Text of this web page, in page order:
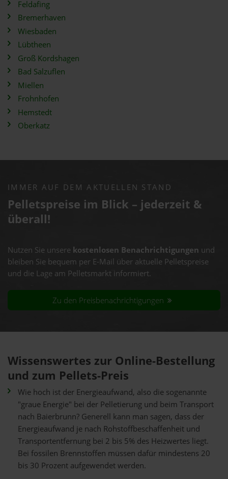
Feldafing
Bremerhaven
Wiesbaden
Lübtheen
Groß Kordshagen
Bad Salzuflen
Miellen
Frohnhofen
Hemstedt
Oberkatz
IMMER AUF DEM AKTUELLEN STAND
Pelletspreise im Blick – jederzeit &
überall!
Nutzen Sie unsere kostenlosen Benachrichtigungen und
bleiben Sie bequem per E-Mail über aktuelle Pelletspreise
und die Lage am Pelletsmarkt informiert.
Zu den Preisbenachrichtigungen
Wissenswertes zur Online-Bestellung
und zum Pellets-Preis
Wie hoch ist der Energieaufwand, also die sogenannte
"graue Energie" bei der Pelletierung und beim Transport
nach Baierbrunn? Generell kann man sagen, dass der
Energieaufwand je nach Rohstoffbeschaffenheit und
Transportentfernung bei 2 bis 5% des Heizwertes liegt.
Bei fossilen Brennstoffen müssen dafür mindestens 20
bis 30 Prozent aufgewendet werden.